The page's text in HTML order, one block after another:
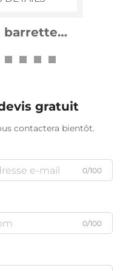
barrette
1kv
gratuit
contactera bientôt.
0/100
0/100